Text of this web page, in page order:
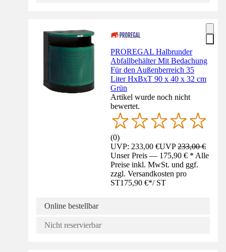
PROREGAL Halbrunder
Abfallbehälter Mit Bedachung
Für den Außenberreich 35
Liter HxBxT 90 x 40 x 32 cm
Grün
Artikel wurde noch nicht
bewertet.
(0)
UVP: 233,00 €UVP233,00 €
Unser Preis — 175,90 € * Alle
Preise inkl. MwSt. und ggf.
zzgl. Versandkosten pro
ST175,90 €*/ ST
Online bestellbar
Nicht reservierbar